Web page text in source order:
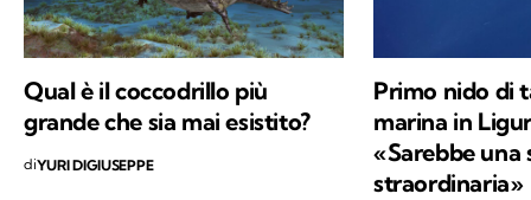
Qual è il coccodrillo più
grande che sia mai esistito?
diYURI DIGIUSEPPE
Primo nido di
marina in
«Sarebbe una
straordinaria»